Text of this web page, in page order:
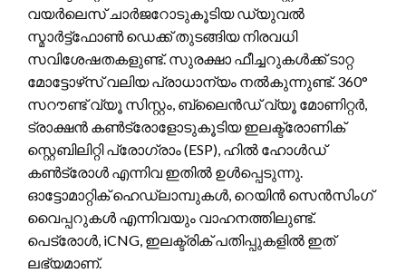
വയർലെസ് ചാർജറോടുകൂടിയ ഡ്യുവൽ
സ്മാർട്ട്‌ഫോൺ ഡെക്ക് തുടങ്ങിയ നിരവധി
സവിശേഷതകളുണ്ട്. സുരക്ഷാ ഫീച്ചറുകൾക്ക് ടാറ്റ
മോട്ടോഴ്‌സ് വലിയ പ്രാധാന്യം നൽകുന്നുണ്ട്. 360°
സറൗണ്ട് വ്യൂ സിസ്റ്റം, ബ്ലൈൻഡ് വ്യൂ മോണിറ്റർ,
ട്രാക്ഷൻ കൺട്രോളോടുകൂടിയ ഇലക്ട്രോണിക്
സ്റ്റെബിലിറ്റി പ്രോഗ്രാം (ESP), ഹിൽ ഹോൾഡ്
കൺട്രോൾ എന്നിവ ഇതിൽ ഉൾപ്പെടുന്നു.
ഓട്ടോമാറ്റിക് ഹെഡ്‌ലാമ്പുകൾ, റെയിൻ സെൻസിംഗ്
വൈപ്പറുകൾ എന്നിവയും വാഹനത്തിലുണ്ട്.
പെട്രോൾ, iCNG, ഇലക്ട്രിക് പതിപ്പുകളിൽ ഇത്
ലഭ്യമാണ്.